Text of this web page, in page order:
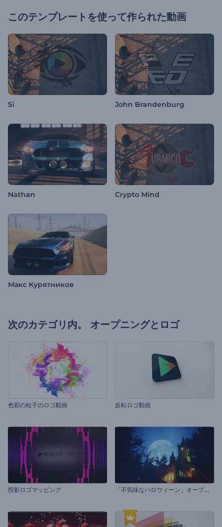
このテンプレートを使って作られた動画
Si John Brandenburg
Nathan Crypto Mind
Макс Курятников
次のカテゴリ内。 オープニングとロゴ
色彩の粒子のロゴ動画 反転ロゴ動画
投影ロゴマッピング 「
不気味なハロウィーン」オープニング動画